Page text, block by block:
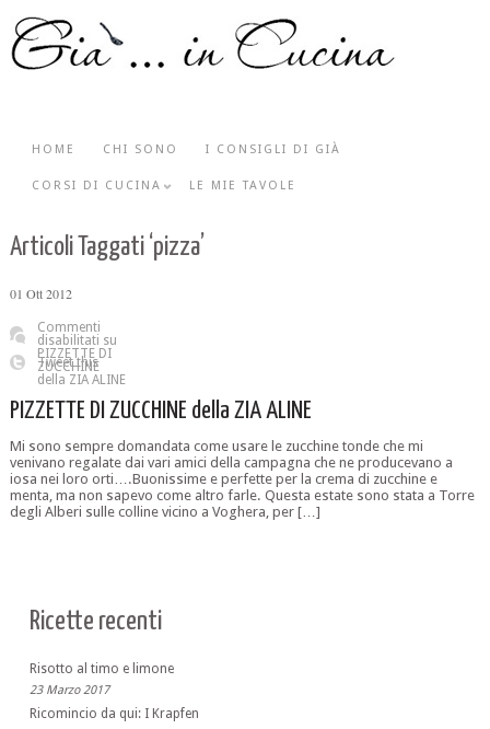
HOME CHI SONO I CONSIGLI DI GIÀ
CORSI DI CUCINA LE MIE TAVOLE
Articoli Taggati ‘pizza’
01 Ott2012
Commenti
disabilitati su
PIZZETTE DI
ZUCCHINE
della ZIA ALINE
Tweet this
PIZZETTE DI ZUCCHINE della ZIA ALINE
Mi sono sempre domandata come usare le zucchine tonde che mi
venivano regalate dai vari amici della campagna che ne producevano a
iosa nei loro orti….Buonissime e perfette per la crema di zucchine e
menta, ma non sapevo come altro farle. Questa estate sono stata a Torre
degli Alberi sulle colline vicino a Voghera, per […]
Ricette recenti
Risotto al timo e limone
23 Marzo 2017
Ricomincio da qui: I Krapfen